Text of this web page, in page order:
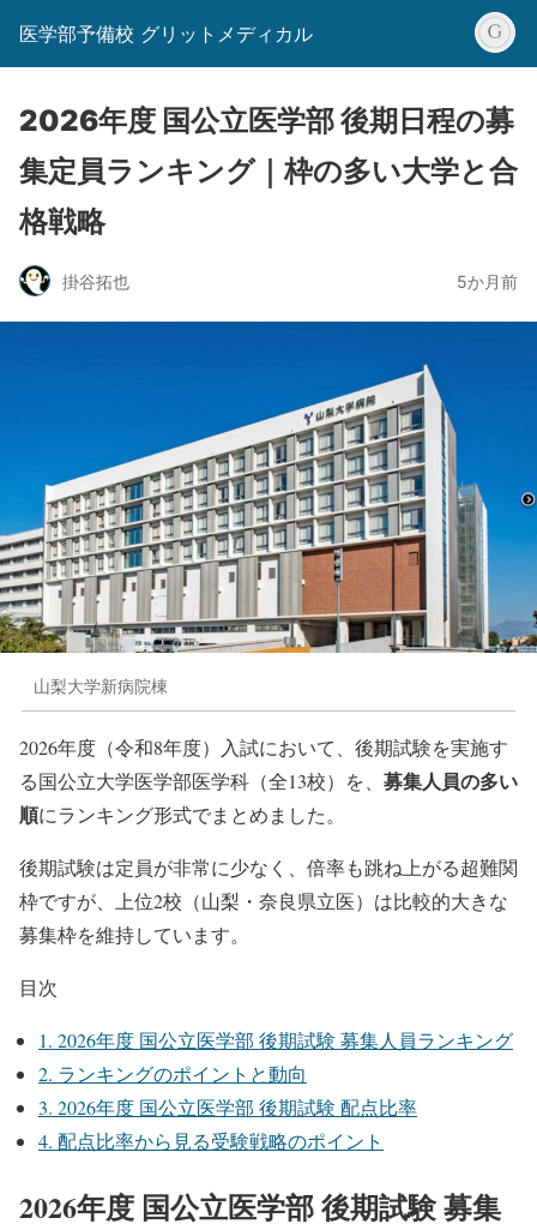
医学部予備校 グリットメディカル
2026年度 国公立医学部 後期日程の募
集定員ランキング｜枠の多い大学と合
格戦略
掛谷拓也 5か月前
山梨大学新病院棟
2026年度（令和8年度）入試において、後期試験を実施す
る国公立大学医学部医学科（全13校）を、 募集人員の多い
順にランキング形式でまとめました。
後期試験は定員が非常に少なく、倍率も跳ね上がる超難関
枠ですが、上位2校（山梨・奈良県立医）は比較的大きな
募集枠を維持しています。
目次
1. 2026年度 国公立医学部 後期試験 募集人員ランキング
2. ランキングのポイントと動向
3. 2026年度 国公立医学部 後期試験 配点比率
4. 配点比率から見る受験戦略のポイント
2026年度 国公立医学部 後期試験 募集